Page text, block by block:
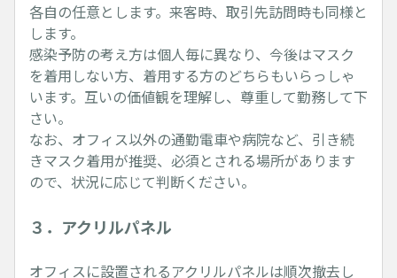
各自の任意とします。来客時、取引先訪問時も同様と
します。
感染予防の考え方は個人毎に異なり、今後はマスク
を着用しない方、着用する方のどちらもいらっしゃ
います。互いの価値観を理解し、尊重して勤務して下
さい。
なお、オフィス以外の通勤電車や病院など、引き続
きマスク着用が推奨、必須とされる場所があります
ので、状況に応じて判断ください。
３．アクリルパネル
オフィスに設置されるアクリルパネルは順次撤去し